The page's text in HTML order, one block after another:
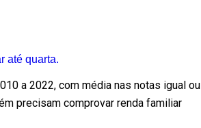
até quarta.
a 2022, com média nas notas igual ou
precisam comprovar renda familiar